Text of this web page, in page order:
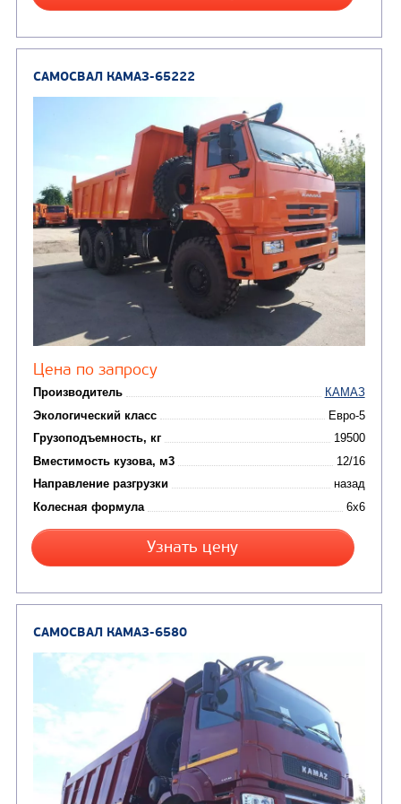
Цена по запросу
Экологический класс
Грузоподъемность, кг
Вместимость кузова, м3
Направление разгрузки
Колесная формула
Узнать цену
САМОСВАЛ КАМАЗ-6522
Цена по запросу
Производитель